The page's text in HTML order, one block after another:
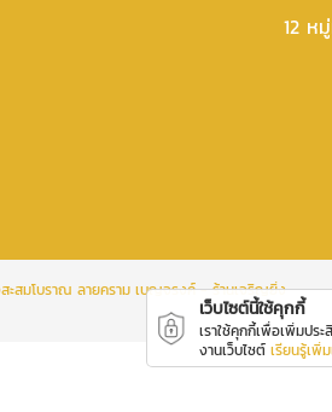
12 ห
ะสมโบราณ ลายคราม เบญจรงค์ - ร้านเจริญยิ่ง
เว็บไซต์นี้ใช้คุกกี้
เราใช้คุกกี้เพื่อเพิ่มปร
งานเว็บไซต์ เรียนรู้เพิ่